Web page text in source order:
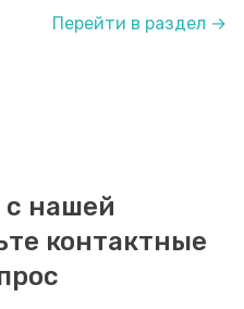
Перейти в раздел →
с нашей
контактные